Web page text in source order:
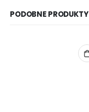
PODOBNE PRODUKTY